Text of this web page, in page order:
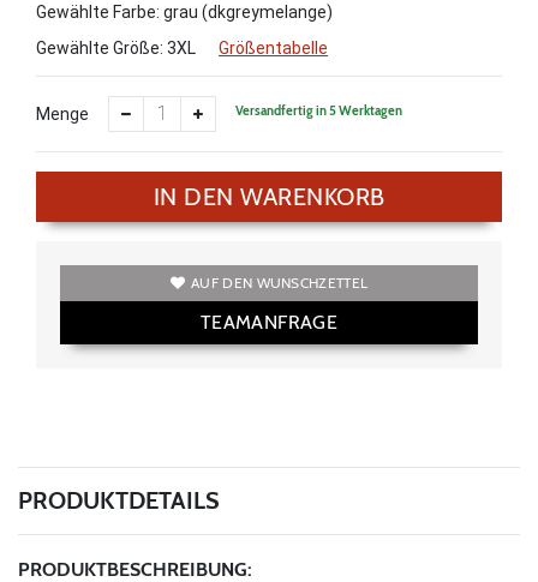
Gewählte Farbe: grau (dkgreymelange)
Gewählte Größe: 3XL Größentabelle
Menge Versandfertig in 5 Werktagen
IN DEN WARENKORB
AUF DEN WUNSCHZETTEL
TEAMANFRAGE
PRODUKTDETAILS
PRODUKTBESCHREIBUNG: